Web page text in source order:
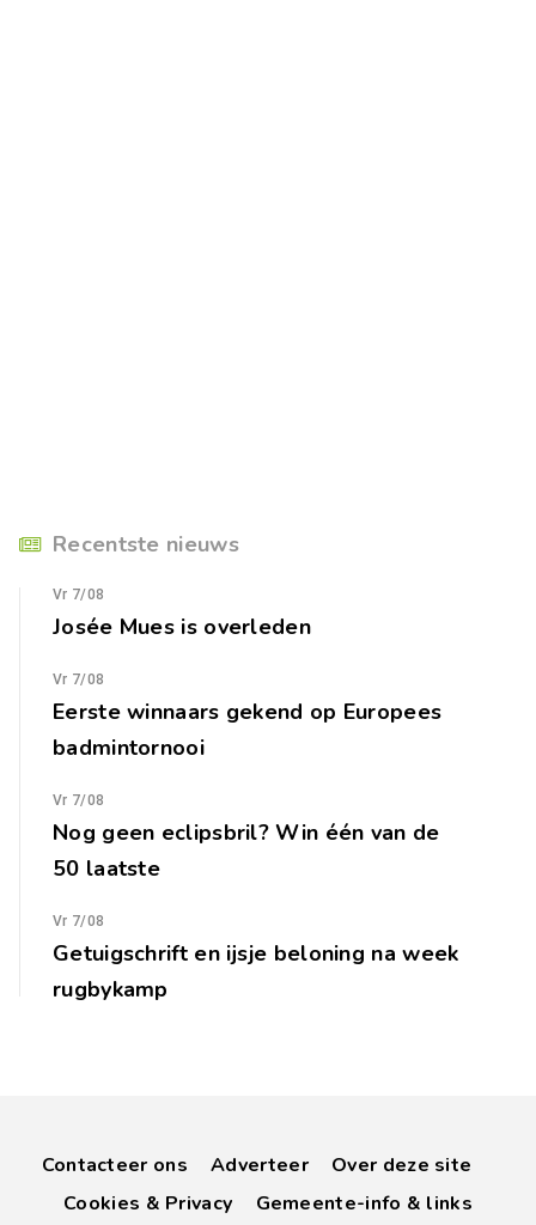
Recentste nieuws
Vr 7/08
Josée Mues is overleden
Vr 7/08
Eerste winnaars gekend op Europees
badmintornooi
Vr 7/08
Nog geen eclipsbril? Win één van de
50 laatste
Vr 7/08
Getuigschrift en ijsje beloning na week
rugbykamp
Contacteer ons Adverteer
Over deze site
Cookies & Privacy
Gemeente-info & links